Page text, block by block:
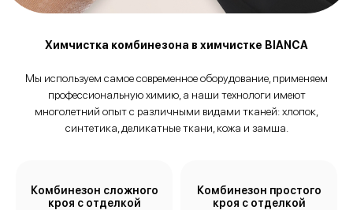
Химчистка комбинезона в химчистке BIANCA
Мы используем самое современное оборудование, применяем
профессиональную химию, а наши технологи имеют
многолетний опыт с различными видами тканей: хлопок,
синтетика, деликатные ткани, кожа и замша.
Комбинезон сложного
кроя с отделкой
Комбинезон простого
кроя с отделкой